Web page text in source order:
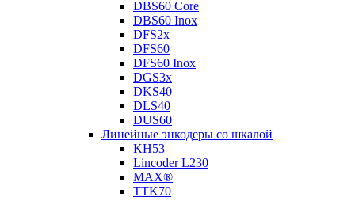
DBS60 Core
DBS60 Inox
DFS2x
DFS60
DFS60 Inox
DGS3x
DKS40
DLS40
DUS60
Линейные энкодеры со шкалой
KH53
Lincoder L230
MAX®
TTK70